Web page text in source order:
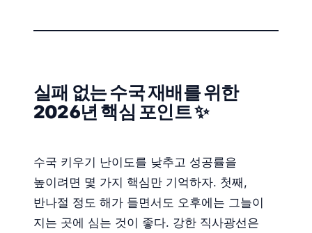
실패 없는 수국 재배를 위한
2026년 핵심 포인트 ✨
수국 키우기 난이도를 낮추고 성공률을
높이려면 몇 가지 핵심만 기억하자. 첫째,
반나절 정도 해가 들면서도 오후에는 그늘이
지는 곳에 심는 것이 좋다. 강한 직사광선은